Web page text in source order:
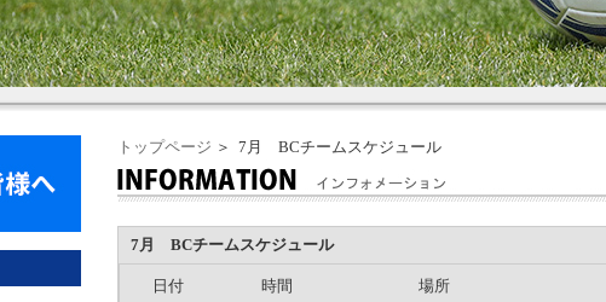
トップページ ＞ 7月 BCチームスケジュール
7月 BCチームスケジュール
日付 時間 場所